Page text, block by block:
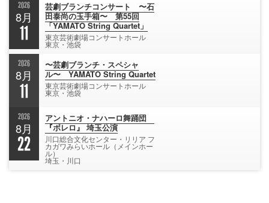
2026
8月
11
芸劇ブランチコンサート 〜石
田泰尚の玉手箱〜 第55回
「YAMATO String Quartet」
東京芸術劇場コンサートホール
東京・池袋
2026
8月
11
〜芸劇ブランチ・スペシャ
ル〜 YAMATO String Quartet
東京芸術劇場コンサートホール
東京・池袋
2026
8月
22
アントニオ・ナハーロ舞踊団
『ボレロ』 埼玉公演
川口総合文化センター・リリア フ
カガワみらいホール（メインホー
ル）
埼玉・川口